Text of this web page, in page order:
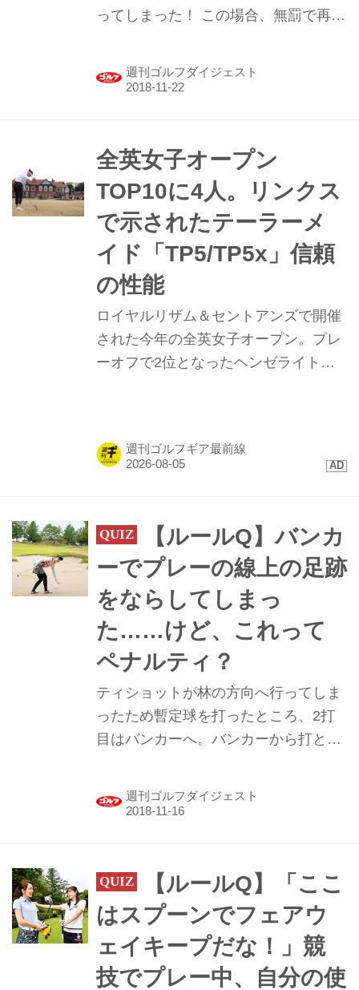
ってしまった！ この場合、無罰で再ド
週刊ゴルフダイジェスト
全英女子オープン
TOP10に4人。リンクス
で示されたテーラーメ
イド「TP5/TP5x」信頼
の性能
ロイヤルリザム＆セントアンズで開催
された今年の全英女子オープン。プレ
ーオフで2位となったヘンゼライトを
ンで発揮された、縦距離の精度と最新
週刊ゴルフギア最前線
【ルールQ】バンカ
ーでプレーの線上の足跡
をならしてしまっ
た……けど、これって
ペナルティ？
ティショットが林の方向へ行ってしま
ったため暫定球を打ったところ、2打
目はバンカーへ。バンカーから打とう
ほうのボールを取り、足跡をならした
週刊ゴルフダイジェスト
【ルールQ】「ここ
はスプーンでフェアウ
ェイキープだな！」競
技でプレー中、自分の使